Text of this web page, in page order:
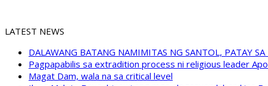
LATEST NEWS
DALAWANG BATANG NAMIMITAS NG SANTOL, PATAY SA
Pagpapabilis sa extradition process ni religious leader
Magat Dam, wala na sa critical level